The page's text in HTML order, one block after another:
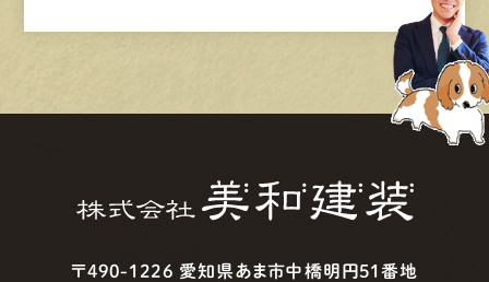
〒490-1226 愛知県あま市中橋明円51番地